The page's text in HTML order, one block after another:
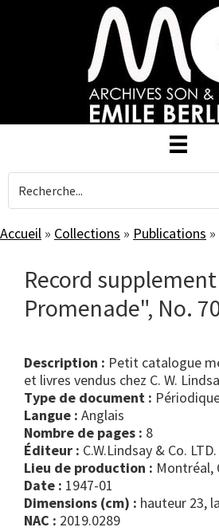
Accueil » Collections » Publications »
Record
Promenade", No.
Description : Petit catalogue
et livres vendus chez C. W.
Type de document :
Langue : Anglais
Nombre de pages : 8
Éditeur : C.W.Lindsay & Co. LTD.
Lieu de production : Montréal,
Date : 1947-01
Dimensions (cm) : hauteur 23,
NAC : 2019.0289